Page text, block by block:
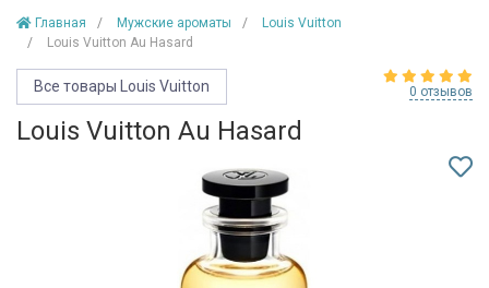
Главная Мужские ароматы
Louis Vuitton
Louis Vuitton Au Hasard
Все товары Louis Vuitton 0 отзывов
Louis Vuitton Au Hasard